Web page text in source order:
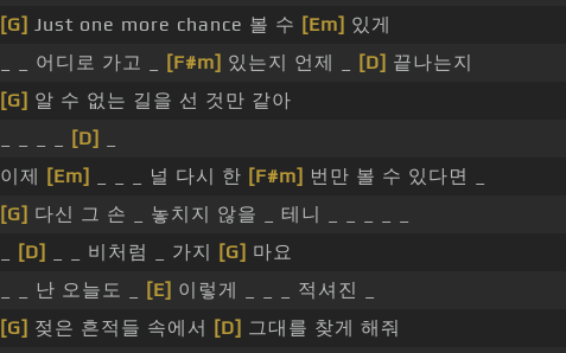
[G] Just one more chance 볼 수 [Em] 있게
_ _ 어디로 가고 _
[F#m] 있는지 언제 _ [D] 끝나는지
[G] 알 수 없는 길을 선 것만 같아
[D]
이제
[Em] _ _ _ 널 다시 한 [F#m] 번만 볼 수 있다면 _
[G] 다신 그 손 _ 놓치지 않을 _ 테니 _ _ _ _ _
[D] _ _ 비처럼 _ 가지 [G] 마요
_ _ 난 오늘도 _
[E] 이렇게 _ _ _ 적셔진 _
[G] 젖은 흔적들 속에서 [D] 그대를 찾게 해줘